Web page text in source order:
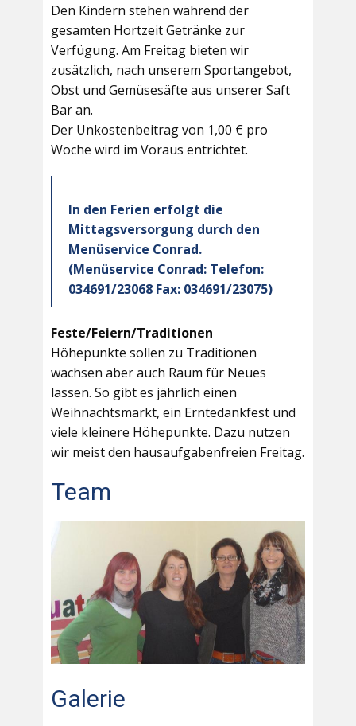
Den Kindern stehen während der
gesamten Hortzeit Getränke zur
Verfügung. Am Freitag bieten wir
zusätzlich, nach unserem Sportangebot,
Obst und Gemüsesäfte aus unserer Saft
Bar an.
Der Unkostenbeitrag von 1,00 € pro
Woche wird im Voraus entrichtet.
In den Ferien erfolgt die
Mittagsversorgung durch den
Menüservice Conrad.
(Menüservice Conrad: Telefon:
034691/23068 Fax: 034691/23075)
Feste/Feiern/Traditionen
Höhepunkte sollen zu Traditionen
wachsen aber auch Raum für Neues
lassen. So gibt es jährlich einen
Weihnachtsmarkt, ein Erntedankfest und
viele kleinere Höhepunkte. Dazu nutzen
wir meist den hausaufgabenfreien Freitag.
Team
Galerie